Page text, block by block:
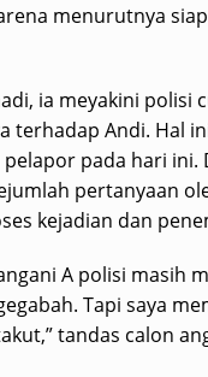
menurutnya
ia meyakini
terhadap Andi. Hal
pelapor pada hari
pertanyaan
kejadian dan
A polisi masih
Tapi saya
tandas calon